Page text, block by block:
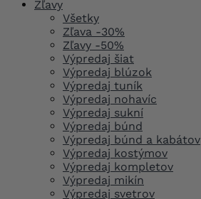
Zľavy
Všetky
Zľava -30%
Zľavy -50%
Výpredaj šiat
Výpredaj blúzok
Výpredaj tuník
Výpredaj nohavíc
Výpredaj sukní
Výpredaj búnd
Výpredaj búnd a kabátov
Výpredaj kostýmov
Výpredaj kompletov
Výpredaj mikín
Výpredaj svetrov